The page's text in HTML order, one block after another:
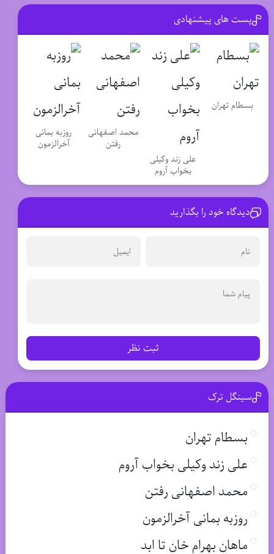
پست های پیشنهادی
بسطام تهران
علی زند وکیلی
بخواب آروم
محمد اصفهانی
رفتن
روزبه بمانی
آخرالزمون
دیدگاه خود را بگذارید
ثبت نظر
سینگل ترک
بسطام تهران
علی زند وکیلی بخواب آروم
محمد اصفهانی رفتن
روزبه بمانی آخرالزمون
ماهان بهرام خان تا ابد